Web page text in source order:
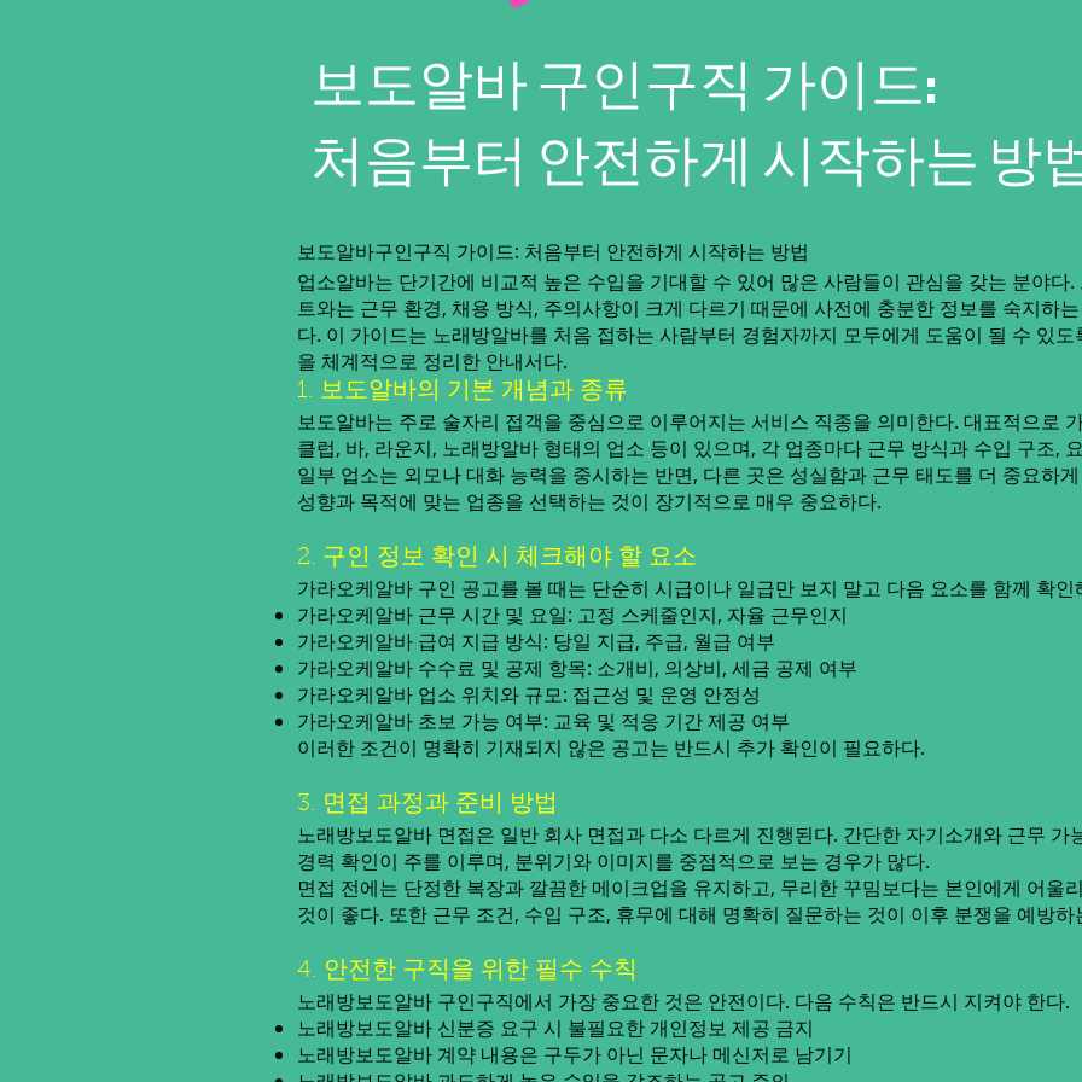
보도알바 구인구직 가이드:
처음부터 안전하게 시작하는 방
보도알바구인구직 가이드: 처음부터 안전하게 시작하는 방법
업소알바는 단기간에 비교적 높은 수입을 기대할 수 있어 많은 사람들이 관심을 갖는 분야다
트와는 근무 환경, 채용 방식, 주의사항이 크게 다르기 때문에 사전에 충분한 정보를 숙지하
다. 이 가이드는 노래방알바를 처음 접하는 사람부터 경험자까지 모두에게 도움이 될 수 있
을 체계적으로 정리한 안내서다.
1. 보도알바의 기본 개념과 종류
보도알바는 주로 술자리 접객을 중심으로 이루어지는 서비스 직종을 의미한다. 대표적으로
클럽, 바, 라운지, 노래방알바 형태의 업소 등이 있으며, 각 업종마다 근무 방식과 수입 구조,
일부 업소는 외모나 대화 능력을 중시하는 반면, 다른 곳은 성실함과 근무 태도를 더 중요하
성향과 목적에 맞는 업종을 선택하는 것이 장기적으로 매우 중요하다.
2. 구인 정보 확인 시 체크해야 할 요소
가라오케알바 구인 공고를 볼 때는 단순히 시급이나 일급만 보지 말고 다음 요소를 함께 확인
가라오케알바 근무 시간 및 요일: 고정 스케줄인지, 자율 근무인지
가라오케알바 급여 지급 방식: 당일 지급, 주급, 월급 여부
가라오케알바 수수료 및 공제 항목: 소개비, 의상비, 세금 공제 여부
가라오케알바 업소 위치와 규모: 접근성 및 운영 안정성
가라오케알바 초보 가능 여부: 교육 및 적응 기간 제공 여부
이러한 조건이 명확히 기재되지 않은 공고는 반드시 추가 확인이 필요하다.
3. 면접 과정과 준비 방법
노래방보도알바 면접은 일반 회사 면접과 다소 다르게 진행된다. 간단한 자기소개와 근무 가
경력 확인이 주를 이루며, 분위기와 이미지를 중점적으로 보는 경우가 많다.
면접 전에는 단정한 복장과 깔끔한 메이크업을 유지하고, 무리한 꾸밈보다는 본인에게 어울
것이 좋다. 또한 근무 조건, 수입 구조, 휴무에 대해 명확히 질문하는 것이 이후 분쟁을 예방
4. 안전한 구직을 위한 필수 수칙
노래방보도알바 구인구직에서 가장 중요한 것은 안전이다. 다음 수칙은 반드시 지켜야 한다.
노래방보도알바 신분증 요구 시 불필요한 개인정보 제공 금지
노래방보도알바 계약 내용은 구두가 아닌 문자나 메신저로 남기기